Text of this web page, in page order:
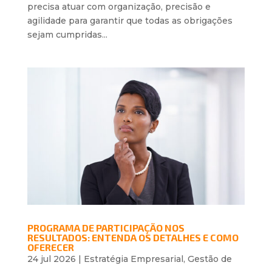
precisa atuar com organização, precisão e
agilidade para garantir que todas as obrigações
sejam cumpridas...
PROGRAMA DE PARTICIPAÇÃO NOS
RESULTADOS: ENTENDA OS DETALHES E COMO
OFERECER
24 jul 2026 | Estratégia Empresarial, Gestão de